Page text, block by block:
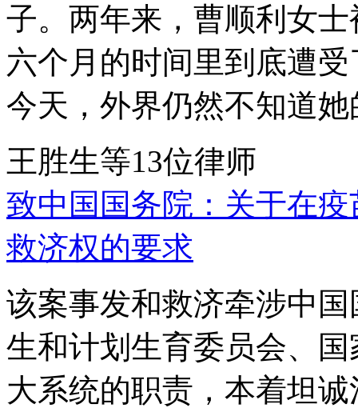
子。两年来，曹顺利女
六个月的时间里到底遭
今天，外界仍然不知道
王胜生等13位律师
致中国国务院：关于在
救济权的要求
该案事发和救济牵涉中
生和计划生育委员会、
大系统的职责，本着坦